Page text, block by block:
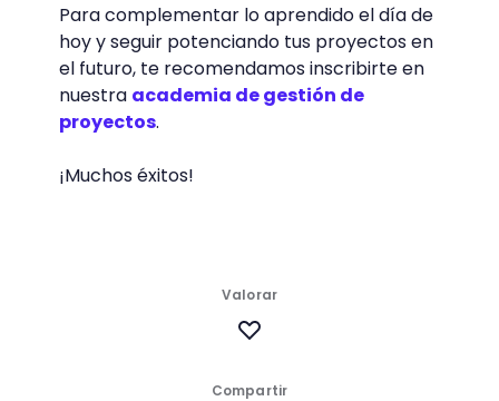
Para complementar lo aprendido el día de
hoy y seguir potenciando tus proyectos en
el futuro, te recomendamos inscribirte en
nuestra academia de gestión de
proyectos.
¡Muchos éxitos!
Compartir
Valorar